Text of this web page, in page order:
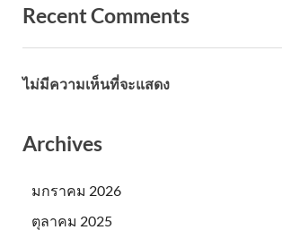
Recent Comments
ไม่มีความเห็นที่จะแสดง
Archives
มกราคม 2026
ตุลาคม 2025